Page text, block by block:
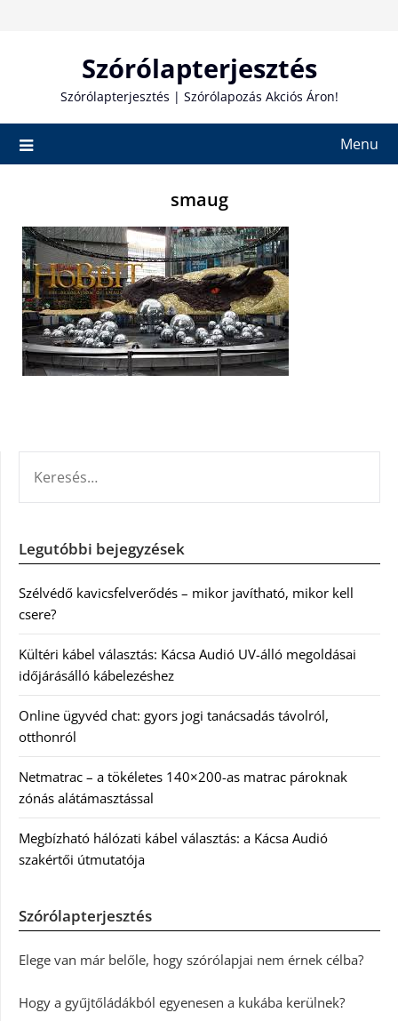
Szórólapterjesztés
Szórólapterjesztés | Szórólapozás Akciós Áron!
Menu
smaug
Legutóbbi bejegyzések
Szélvédő kavicsfelverődés – mikor javítható, mikor kell
csere?
Kültéri kábel választás: Kácsa Audió UV-álló megoldásai
időjárásálló kábelezéshez
Online ügyvéd chat: gyors jogi tanácsadás távolról,
otthonról
Netmatrac – a tökéletes 140×200-as matrac pároknak
zónás alátámasztással
Megbízható hálózati kábel választás: a Kácsa Audió
szakértői útmutatója
Szórólapterjesztés
Elege van már belőle, hogy szórólapjai nem érnek célba?
Hogy a gyűjtőládákból egyenesen a kukába kerülnek?